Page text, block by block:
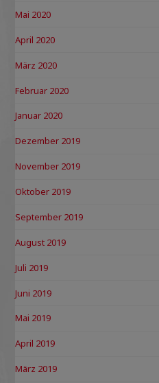
Mai 2020
April 2020
März 2020
Februar 2020
Januar 2020
Dezember 2019
November 2019
Oktober 2019
September 2019
August 2019
Juli 2019
Juni 2019
Mai 2019
April 2019
März 2019